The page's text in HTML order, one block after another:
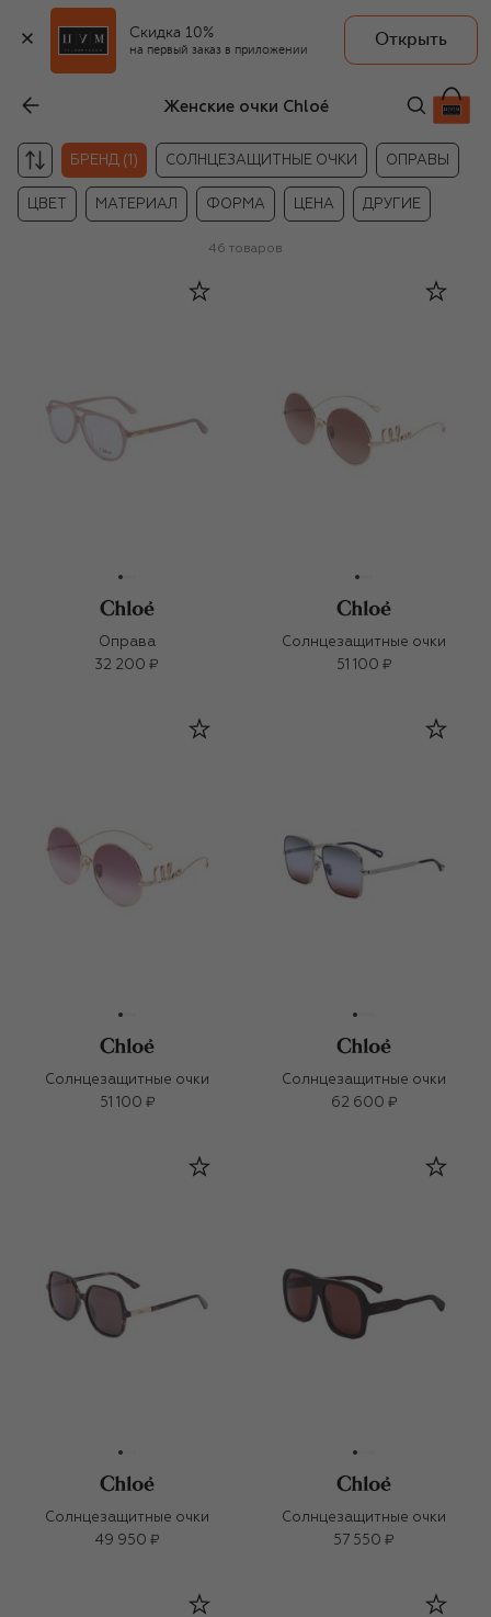
Скидка 10%
на первый заказ в приложении
Открыть
Женские очки Chloé
БРЕНД (1) СОЛНЦЕЗАЩИТНЫЕ ОЧКИ ОПРАВЫ
ЦВЕТ МАТЕРИАЛ ФОРМА ЦЕНА ДРУГИЕ
46 товаров
Оправа
32 200 ₽
Солнцезащитные очки
51 100 ₽
Солнцезащитные очки
51 100 ₽
Солнцезащитные очки
62 600 ₽
Солнцезащитные очки
49 950 ₽
Солнцезащитные очки
57 550 ₽